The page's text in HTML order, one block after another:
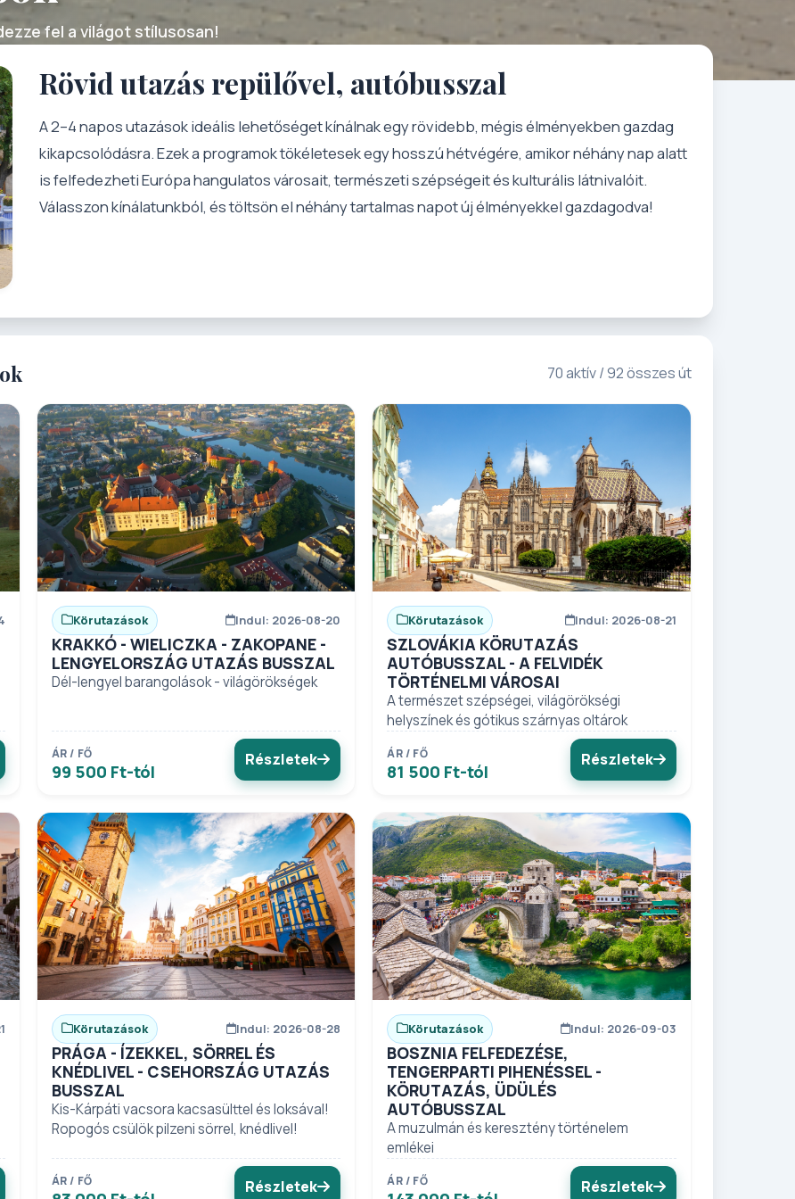
fel a világot stílusosan!
Rövid utazás repülővel, autóbusszal
A 2–4 napos utazások ideális lehetőséget kínálnak egy rövidebb, mégis élményekben gazdag
kikapcsolódásra. Ezek a programok tökéletesek egy hosszú hétvégére, amikor néhány nap alatt
is felfedezheti Európa hangulatos városait, természeti szépségeit és kulturális látnivalóit.
Válasszon kínálatunkból, és töltsön el néhány tartalmas napot új élményekkel gazdagodva!
70 aktív / 92 összes út
Körutazások Indul: 2026-08-20
KRAKKÓ - WIELICZKA - ZAKOPANE -
LENGYELORSZÁG UTAZÁS BUSSZAL
Dél-lengyel barangolások - világörökségek
ÁR / FŐ
99 500 Ft-tól
Részletek
Körutazások Indul: 2026-08-21
SZLOVÁKIA KÖRUTAZÁS
AUTÓBUSSZAL - A FELVIDÉK
TÖRTÉNELMI VÁROSAI
A természet szépségei, világörökségi
helyszínek és gótikus szárnyas oltárok
ÁR / FŐ
81 500 Ft-tól
Részletek
Körutazások Indul: 2026-08-28
PRÁGA - ÍZEKKEL, SÖRREL ÉS
KNÉDLIVEL - CSEHORSZÁG UTAZÁS
BUSSZAL
Kis-Kárpáti vacsora kacsasülttel és loksával!
Ropogós csülök pilzeni sörrel, knédlivel!
ÁR / FŐ Részletek
Körutazások Indul: 2026-09-03
BOSZNIA FELFEDEZÉSE,
TENGERPARTI PIHENÉSSEL -
KÖRUTAZÁS, ÜDÜLÉS
AUTÓBUSSZAL
A muzulmán és keresztény történelem
emlékei
ÁR / FŐ Részletek